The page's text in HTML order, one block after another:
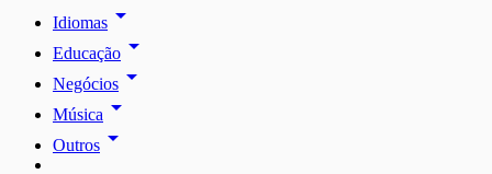
Idiomas arrow_drop_down
Educação arrow_drop_down
Negócios arrow_drop_down
Música arrow_drop_down
Outros arrow_drop_down